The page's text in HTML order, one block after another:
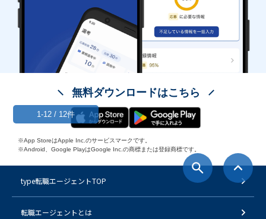
1-12 / 12件
無料ダウンロードはこちら
※App StoreはApple Inc.のサービスマークです。
※Android、Google PlayはGoogle Inc.の商標または登録商標です。
type転職エージェントTOP
転職エージェントとは